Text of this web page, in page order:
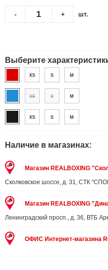
+
- шт.
Выберите
XS S M
XS S M
XS S M
Наличие в магазинах:
Магазин REALBOXING
Сколковское шоссе, д. 31, СТК
Магазин REALBOXING
Ленинградский просп., д. 36, ВТБ
ОФИС Интернет-магазина